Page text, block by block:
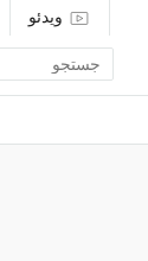
ویدئو
search
term